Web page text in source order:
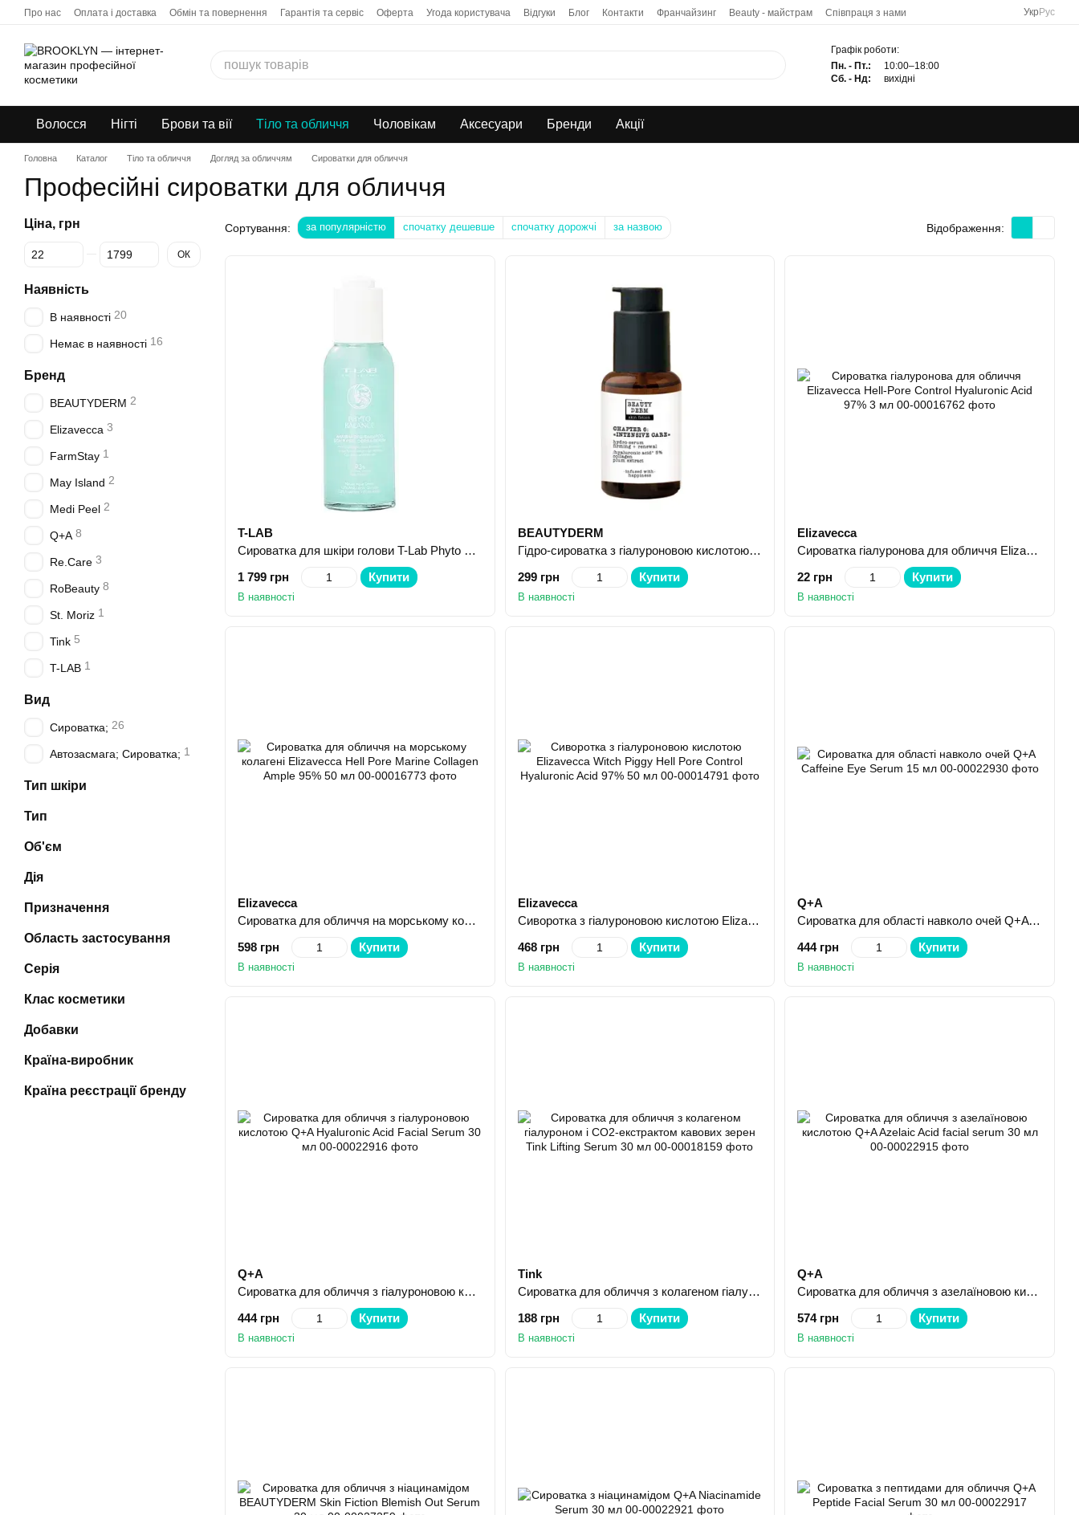
Перейти до основного контенту
Про нас Оплата і доставка Обмін та повернення Гарантія та сервіс Оферта Угода користувача Відгуки Блог Контакти Франчайзинг Beauty - майстрам
Співпраця з нами
Укр Рус
Графік роботи:
Пн. - Пт.:
10:00–18:00
Сб. - Нд:
вихідні
Волосся Нігті Брови та вії Тіло та обличчя Чоловікам Аксесуари Бренди Акції
Головна Каталог Тіло та обличчя Догляд за обличчям Сироватки для обличчя
Професійні сироватки для обличчя
Сортування: за популярністю спочатку дешевше спочатку дорожчі за назвою Відображення:
T-LAB
Сироватка для шкіри голови T-Lab Phyto Balance Aha/Bha Pre--Shampoo Scalp Peel Derma-Serum 60 мл
1 799 грн
Купити
В наявності
BEAUTYDERM
Гідро-сироватка з гіалуроновою кислотою та колагеном BEAUTYDERM Skin Fiction Hydro-Serum 30 мл
299 грн
Купити
В наявності
Elizavecca
Сироватка гіалуронова для обличчя Elizavecca Hell-Pore Control Hyaluronic Acid 97% 3 мл
22 грн
Купити
В наявності
Elizavecca
Сироватка для обличчя на морському колагені Elizavecca Hell Pore Marine Collagen Ample 95% 50 мл
598 грн
Купити
В наявності
Elizavecca
Сиворотка з гіалуроновою кислотою Elizavecca Witch Piggy Hell Pore Control Hyaluronic Acid 97% 50 мл
468 грн
Купити
В наявності
Q+A
Сироватка для області навколо очей Q+A Caffeine Eye Serum 15 мл
444 грн
Купити
В наявності
Q+A
Сироватка для обличчя з гіалуроновою кислотою Q+A Hyaluronic Acid Facial Serum 30 мл
444 грн
Купити
В наявності
Tink
Сироватка для обличчя з колагеном гіалуроном і CO2-екстрактом кавових зерен Tink Lifting Serum 30 мл
188 грн
Купити
В наявності
Q+A
Сироватка для обличчя з азелаїновою кислотою Q+A Azelaic Acid facial serum 30 мл
574 грн
Купити
В наявності
Ціна, грн
Від Ціна, грн
До Ціна, грн ОК
Наявність
В наявності 20
Немає в наявності 16
Бренд
BEAUTYDERM 2
Elizavecca 3
FarmStay 1
May Island 2
Medi Peel 2
Q+A 8
Re.Care 3
RoBeauty 8
St. Moriz 1
Tink 5
T-LAB 1
Вид
Сироватка; 26
Автозасмага; Сироватка; 1
Тип шкіри
Тип
Об'єм
Дія
Призначення
Область застосування
Серія
Клас косметики
Добавки
Країна-виробник
Країна реєстрації бренду